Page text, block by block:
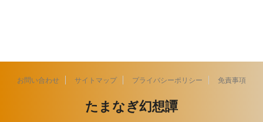
お問い合わせ サイトマップ プライバシーポリシー 免責事項
たまなぎ幻想譚